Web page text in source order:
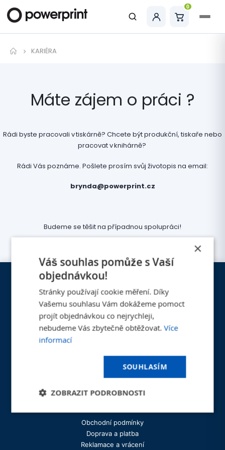
Hledat
0
KARIÉRA
Máte zájem o práci ?
Rádi byste pracovali v tiskárně? Chcete být produkční, tiskaře nebo
pracovat v knihárně?
Rádi Vás poznáme. Pošlete prosím svůj životopis na email:
brynda@powerprint.cz
Budeme se těšit na případnou spolupráci!
Navigace
Produkty
Blog
Kariéra
Materiály
Údržba a péče o produkty
Obchodní podmínky
Doprava a platba
Reklamace a vrácení
×
Váš souhlas pomůže s Vaší
objednávkou!
Stránky používají cookie měření. Díky
Vašemu souhlasu Vám dokážeme pomoct
projít objednávkou co nejrychleji,
nebudeme Vás zbytečně obtěžovat.Více
informací
SOUHLASÍM
ZOBRAZIT PODROBNOSTI